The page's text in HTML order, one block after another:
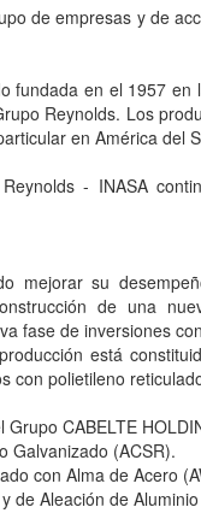
de empresas y de
fundada en el 1957
Reynolds. Los
en América del
- INASA
mejorar su
de una
fase de inversiones
está
con polietileno
CABELTE
Galvanizado (ACSR).
con Alma de Acero
de Aleación de